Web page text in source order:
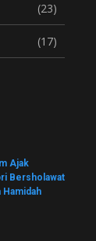
(23)
(17)
Ajak
Bersholawat
Hamidah